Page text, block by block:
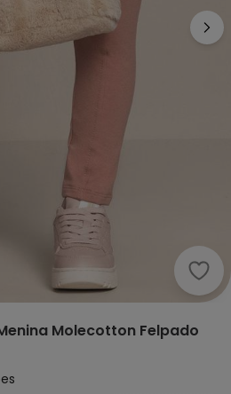
Milli
Molecotton Felpado